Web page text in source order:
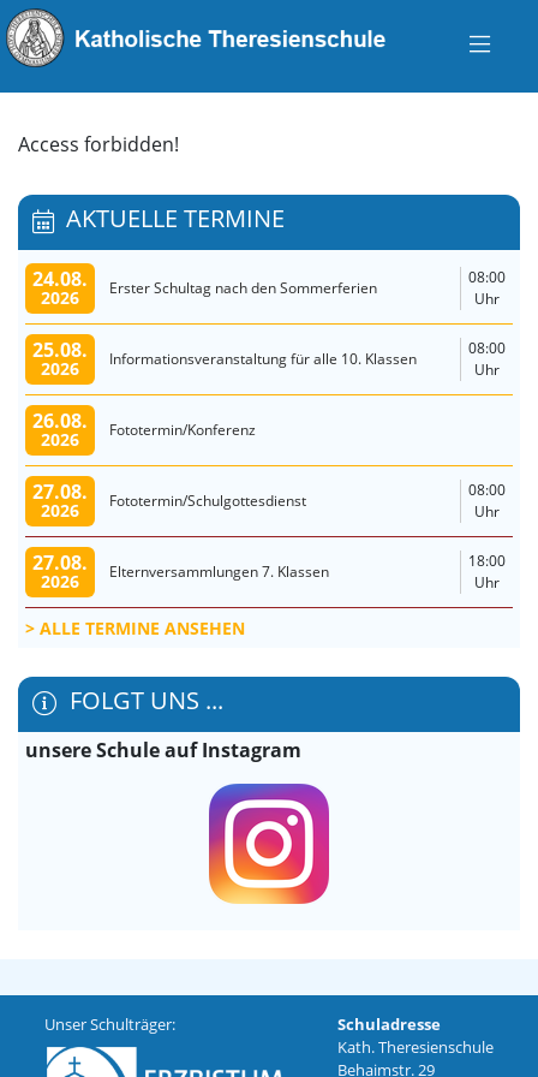
Access forbidden!
AKTUELLE TERMINE
24.08.
2026 Erster Schultag nach den Sommerferien
08:00
Uhr
25.08.
2026 Informationsveranstaltung für alle 10. Klassen
08:00
Uhr
26.08.
2026 Fototermin/Konferenz
27.08.
2026 Fototermin/Schulgottesdienst
08:00
Uhr
27.08.
2026 Elternversammlungen 7. Klassen
18:00
Uhr
ALLE TERMINE ANSEHEN
FOLGT UNS ...
unsere Schule auf Instagram
Unser Schulträger:
Schuladresse
Kath. Theresienschule
Behaimstr. 29